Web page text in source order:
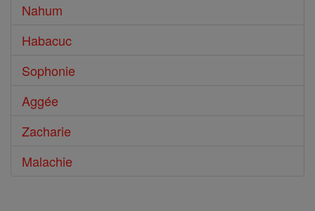
Nahum
Habacuc
Sophonie
Aggée
Zacharie
Malachie